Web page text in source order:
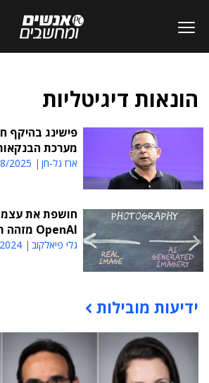
הונאות דיגיטליות
פישינג בהיקף
מערכת
ארז גל-חן 14:23
חושפת את
OpenAI מזהה תמונות של DALL·E 3
גלי פיאלקוב 15:49
תוכן פרסומי
ידיעות מובילות